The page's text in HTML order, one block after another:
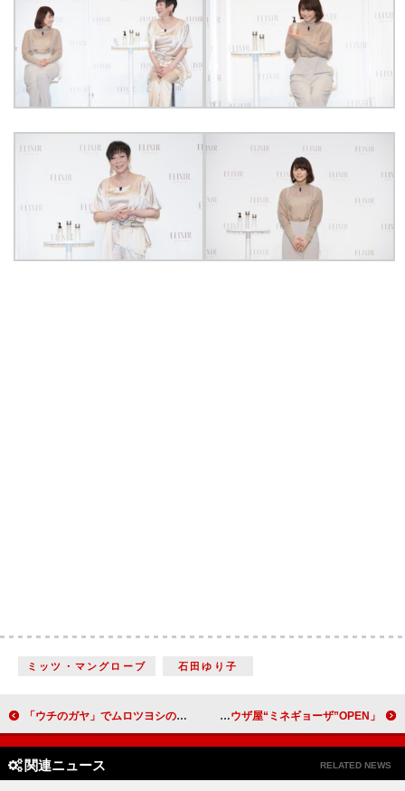
ミッツ・マングローブ 石田ゆり子
「ウチのガヤ」でムロツヨシの裏の顔を大暴露 スタジオで苦手なパクチー料理の克服なるか… 峯岸みなみ、宝くじ当選の夢を語る ５億円当たったら「ギョウザ屋“ミネギョーザ”OPEN」
関連ニュース RELATED NEWS